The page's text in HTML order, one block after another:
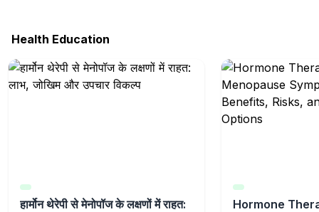
Health Education
हार्मोन थेरेपी से मेनोपॉज के लक्षणों में राहत:
Hormone